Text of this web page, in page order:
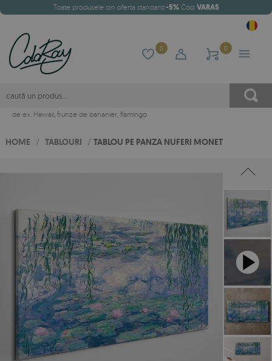
Toate produsele din oferta standard-5%Cod:VARA5
0 0
de ex. Hawaii, frunze de bananier, flamingo
HOME / TABLOURI / TABLOU PE PANZA NUFERI MONET